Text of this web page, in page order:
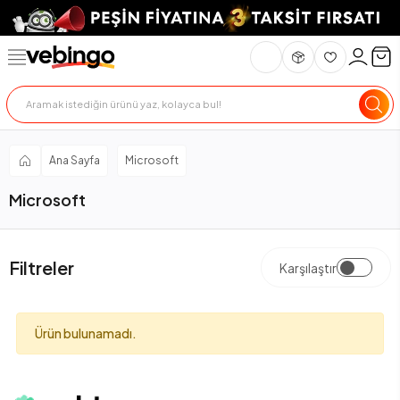
Ana Sayfa Microsoft
Microsoft
Filtreler Karşılaştır
Ürün bulunamadı.